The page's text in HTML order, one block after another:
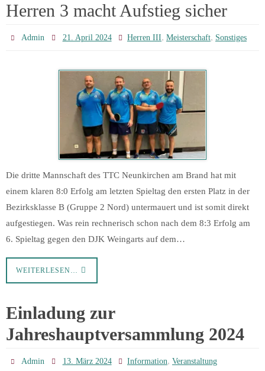
Herren 3 macht Aufstieg sicher
Admin 21. April 2024 Herren III, Meisterschaft, Sonstiges
Die dritte Mannschaft des TTC Neunkirchen am Brand hat mit
einem klaren 8:0 Erfolg am letzten Spieltag den ersten Platz in der
Bezirksklasse B (Gruppe 2 Nord) untermauert und ist somit direkt
aufgestiegen. Was rein rechnerisch schon nach dem 8:3 Erfolg am
6. Spieltag gegen den DJK Weingarts auf dem…
WEITERLESEN…
Einladung zur
Jahreshauptversammlung 2024
Admin 13. März 2024 Information, Veranstaltung